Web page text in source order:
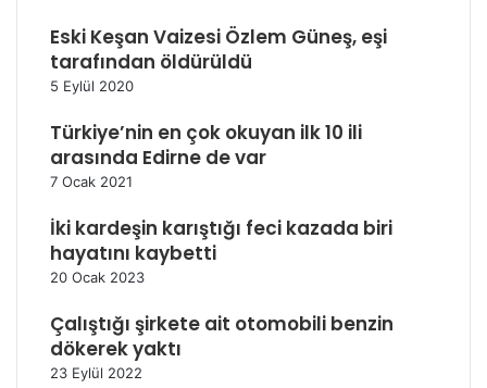
Eski Keşan Vaizesi Özlem Güneş, eşi
tarafından öldürüldü
5 Eylül 2020
Türkiye’nin en çok okuyan ilk 10 ili
arasında Edirne de var
7 Ocak 2021
İki kardeşin karıştığı feci kazada biri
hayatını kaybetti
20 Ocak 2023
Çalıştığı şirkete ait otomobili benzin
dökerek yaktı
23 Eylül 2022